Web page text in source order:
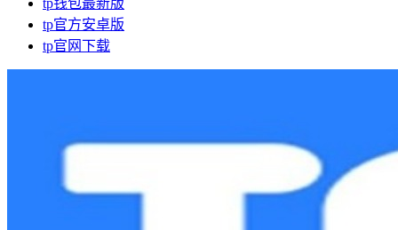
tp钱包最新版
tp官方安卓版
tp官网下载